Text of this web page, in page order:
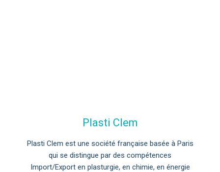
Plasti Clem
Plasti Clem est une société française basée à Paris
qui se distingue par des compétences
Import/Export en plasturgie, en chimie, en énergie